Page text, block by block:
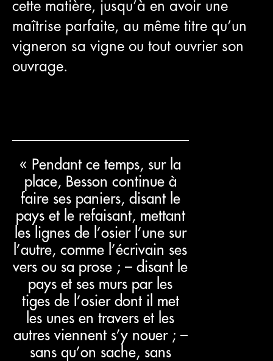
cette matière, jusqu’à en avoir une
maîtrise parfaite, au même titre qu’un
vigneron sa vigne ou tout ouvrier son
ouvrage.
« Pendant ce temps, sur la
place, Besson continue à
faire ses paniers, disant le
pays et le refaisant, mettant
les lignes de l’osier l’une sur
l’autre, comme l’écrivain ses
vers ou sa prose ; – disant le
pays et ses murs par les
tiges de l’osier dont il met
les unes en travers et les
autres viennent s’y nouer ; –
sans qu’on sache, sans